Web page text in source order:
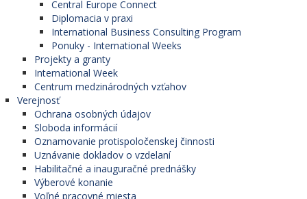
Central Europe Connect
Diplomacia v praxi
International Business Consulting Program
Ponuky - International Weeks
Projekty a granty
International Week
Centrum medzinárodných vzťahov
Verejnosť
Ochrana osobných údajov
Sloboda informácií
Oznamovanie protispoločenskej činnosti
Uznávanie dokladov o vzdelaní
Habilitačné a inauguračné prednášky
Výberové konanie
Voľné pracovné miesta